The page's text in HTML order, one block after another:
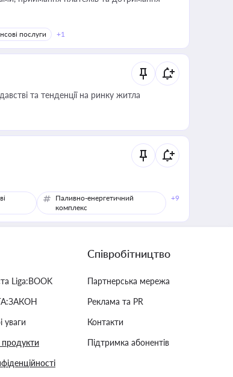
послуги +1
та тенденції на ринку житла
Паливно-енергетичний
комплекс
+9
Liga:BOOK
уваги
продукти
Співробітництво
Партнерська мережа
Реклама та PR
Контакти
Підтримка абонентів